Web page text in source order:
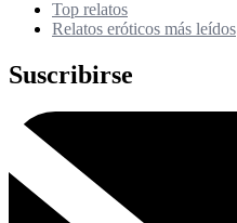
Top relatos
Relatos eróticos más leídos
Suscribirse